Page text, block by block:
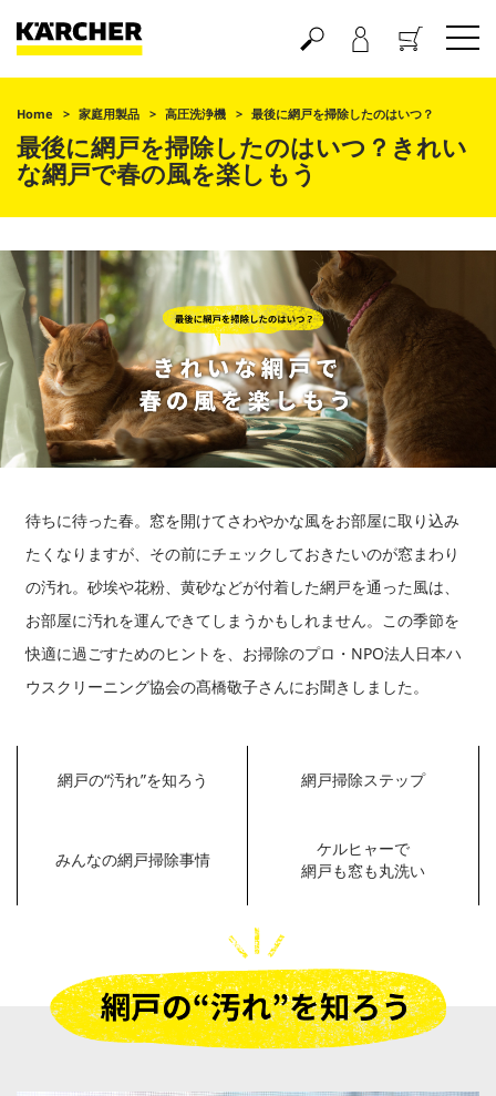
買い物かご
Home 家庭用製品 高圧洗浄機 最後に網戸を掃除したのはいつ？
最後に網戸を掃除したのはいつ？きれい
な網戸で春の風を楽しもう
待ちに待った春。窓を開けてさわやかな風をお部屋に取り込み
たくなりますが、その前にチェックしておきたいのが窓まわり
の汚れ。砂埃や花粉、黄砂などが付着した網戸を通った風は、
お部屋に汚れを運んできてしまうかもしれません。この季節を
快適に過ごすためのヒントを、お掃除のプロ・NPO法人日本ハ
ウスクリーニング協会の髙橋敬子さんにお聞きしました。
網戸の“汚れ”を知ろう 網戸掃除ステップ
みんなの網戸掃除事情
ケルヒャーで
網戸も窓も丸洗い